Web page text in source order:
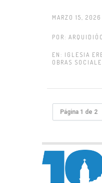
MARZO 15,
POR:
EN: IGLESIA
OBRAS
Página 1 de 2